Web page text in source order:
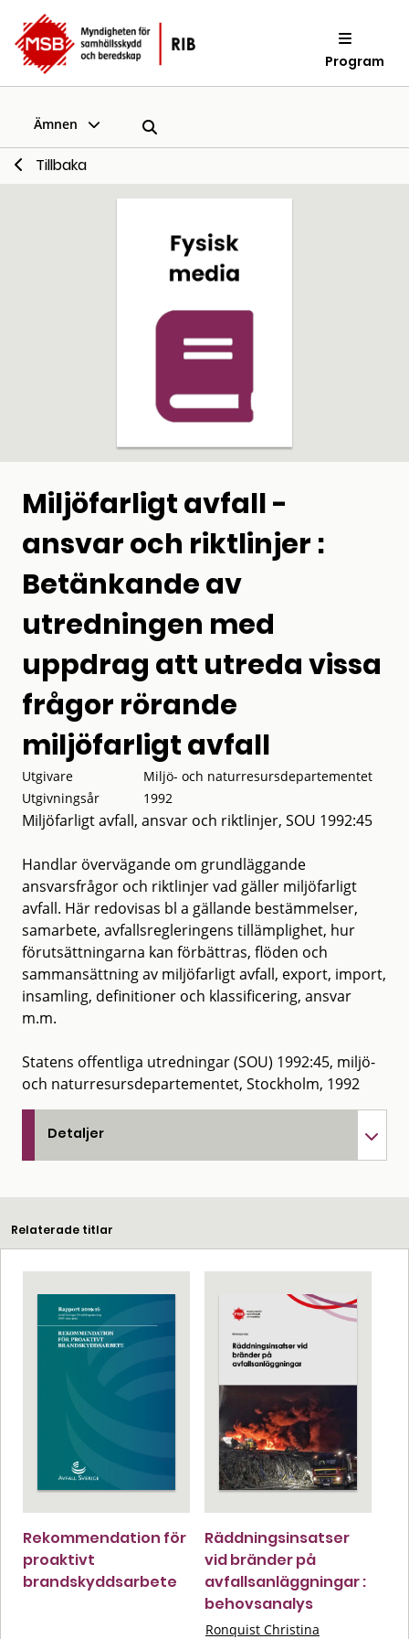
Program
Ämnen
Tillbaka
Miljöfarligt avfall -
ansvar och riktlinjer :
Betänkande av
utredningen med
uppdrag att utreda vissa
frågor rörande
miljöfarligt avfall
Utgivare
Miljö- och naturresursdepartementet
Utgivningsår
1992
Miljöfarligt avfall, ansvar och riktlinjer, SOU 1992:45
Handlar övervägande om grundläggande
ansvarsfrågor och riktlinjer vad gäller miljöfarligt
avfall. Här redovisas bl a gällande bestämmelser,
samarbete, avfallsregleringens tillämplighet, hur
förutsättningarna kan förbättras, flöden och
sammansättning av miljöfarligt avfall, export, import,
insamling, definitioner och klassificering, ansvar
m.m.
Statens offentliga utredningar (SOU) 1992:45, miljö-
och naturresursdepartementet, Stockholm, 1992
Detaljer
Relaterade titlar
Rekommendation för
proaktivt
brandskyddsarbete
Räddningsinsatser
vid bränder på
avfallsanläggningar :
behovsanalys
Ronquist Christina